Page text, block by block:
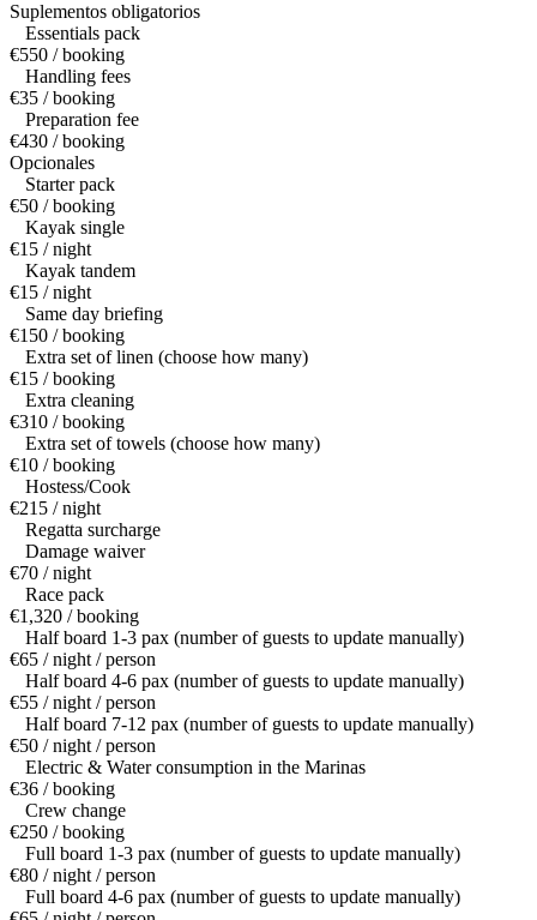
Suplementos obligatorios
Essentials pack
€550 / booking
Handling fees
€35 / booking
Preparation fee
€430 / booking
Opcionales
Starter pack
€50 / booking
Kayak single
€15 / night
Kayak tandem
€15 / night
Same day briefing
€150 / booking
Extra set of linen (choose how many)
€15 / booking
Extra cleaning
€310 / booking
Extra set of towels (choose how many)
€10 / booking
Hostess/Cook
€215 / night
Regatta surcharge
Damage waiver
€70 / night
Race pack
€1,320 / booking
Half board 1-3 pax (number of guests to update manually)
€65 / night / person
Half board 4-6 pax (number of guests to update manually)
€55 / night / person
Half board 7-12 pax (number of guests to update manually)
€50 / night / person
Electric & Water consumption in the Marinas
€36 / booking
Crew change
€250 / booking
Full board 1-3 pax (number of guests to update manually)
€80 / night / person
Full board 4-6 pax (number of guests to update manually)